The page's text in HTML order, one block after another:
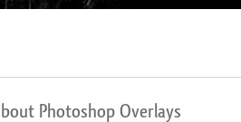
Photoshop Overlays